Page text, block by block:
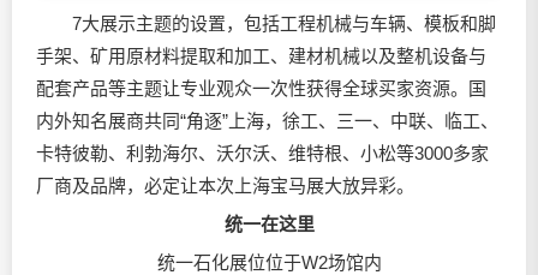
7大展示主题的设置，包括工程机械与车辆、模板和脚
手架、矿用原材料提取和加工、建材机械以及整机设备与
配套产品等主题让专业观众一次性获得全球买家资源。国
内外知名展商共同“角逐”上海，徐工、三一、中联、临工、
卡特彼勒、利勃海尔、沃尔沃、维特根、小松等3000多家
厂商及品牌，必定让本次上海宝马展大放异彩。
统一在这里
统一石化展位位于W2场馆内